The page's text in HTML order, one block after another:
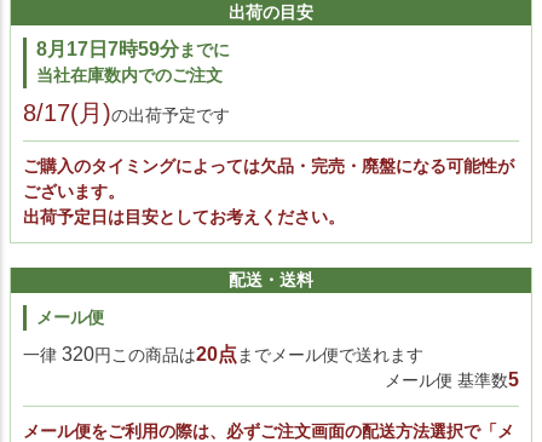
出荷の目安
8月17日7時59分までに
当社在庫数内でのご注文
8/17(月)の出荷予定です
ご購入のタイミングによっては欠品・完売・廃盤になる可能性が
ございます。
出荷予定日は目安としてお考えください。
配送・送料
メール便
一律 320円この商品は20点 までメール便で送れます
メール便 基準数5
メール便をご利用の際は、必ずご注文画面の配送方法選択で「メ